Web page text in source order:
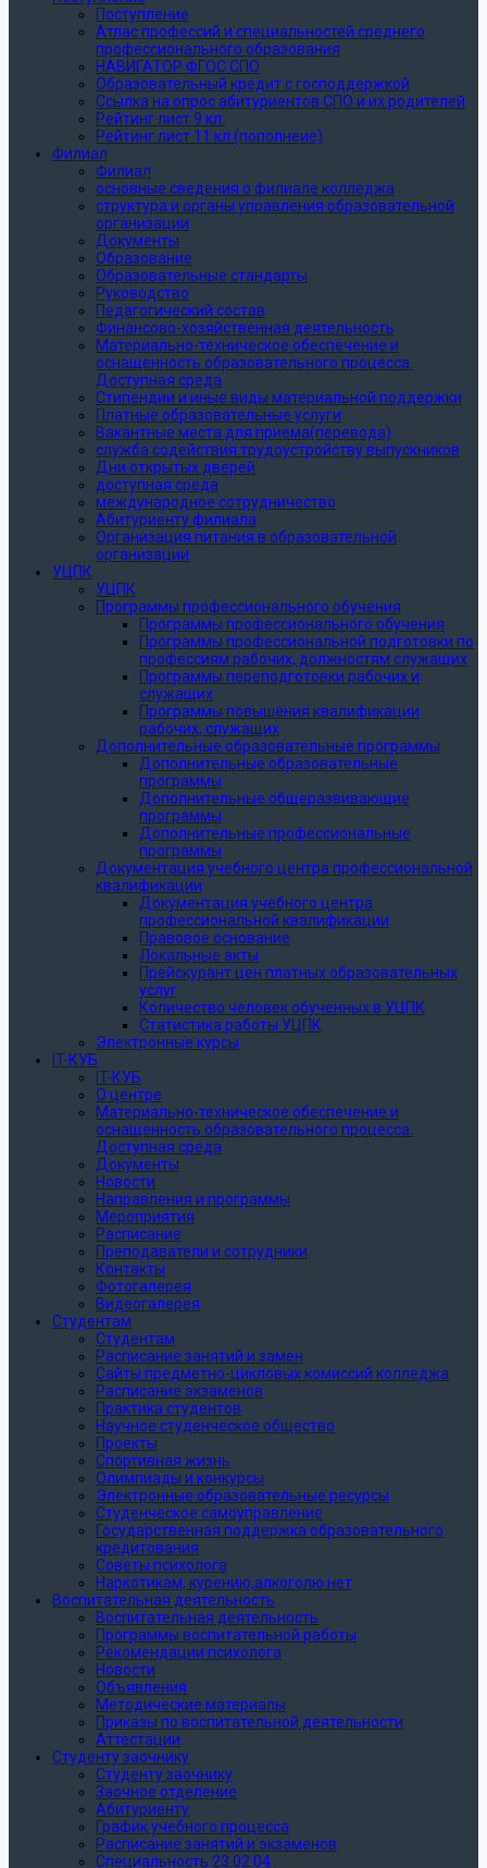
Поступление
Атлас профессий и специальностей среднего
профессионального образования
НАВИГАТОР ФГОС СПО
Образовательный кредит с господдержкой
Ссылка на опрос абитуриентов СПО и их родителей
Рейтинг лист 9 кл.
Рейтинг лист 11 кл (пополнеие)
Филиал
Филиал
основные сведения о филиале колледжа
структура и органы управления образовательной
организации
Документы
Образование
Образовательные стандарты
Руководство
Педагогический состав
Финансово-хозяйственная деятельность
Материально-техническое обеспечение и
оснащенность образовательного процесса.
Доступная среда
Стипендии и иные виды материальной поддержки
Платные образовательные услуги
Вакантные места для приема(перевода)
служба содействия трудоустройству выпускников
Дни открытых дверей
доступная среда
международное сотрудничество
Абитуриенту филиала
Организация питания в образовательной
организации
УЦПК
УЦПК
Программы профессионального обучения
Программы профессионального обучения
Программы профессиональной подготовки по
профессиям рабочих, должностям служащих
Программы переподготовки рабочих и
служащих
Программы повышения квалификации
рабочих, служащих
Дополнительные образовательные программы
Дополнительные образовательные
программы
Дополнительные общеразвивающие
программы
Дополнительные профессиональные
программы
Документация учебного центра профессиональной
квалификации
Документация учебного центра
профессиональной квалификации
Правовое основание
Локальные акты
Прейскурант цен платных образовательных
услуг
Количество человек обученных в УЦПК
Статистика работы УЦПК
Электронные курсы
IT-КУБ
IT-КУБ
О центре
Материально-техническое обеспечение и
оснащенность образовательного процесса.
Доступная среда
Документы
Новости
Направления и программы
Мероприятия
Расписание
Преподаватели и сотрудники
Контакты
Фотогалерея
Видеогалерея
Студентам
Студентам
Расписание занятий и замен
Сайты предметно-цикловых комиссий колледжа
Расписание экзаменов
Практика студентов
Научное студенческое общество
Проекты
Спортивная жизнь
Олимпиады и конкурсы
Электронные образовательные ресурсы
Студенческое самоуправление
Государственная поддержка образовательного
кредитования
Советы психолога
Наркотикам, курению,алкоголю нет
Воспитательная деятельность
Воспитательная деятельность
Программы воспитательной работы
Рекомендации психолога
Новости
Объявления
Методические материалы
Приказы по воспитательной деятельности
Аттестации
Студенту заочнику
Студенту заочнику
Заочное отделение
Абитуриенту
График учебного процесса
Расписание занятий и экзаменов
Специальность 23.02.04